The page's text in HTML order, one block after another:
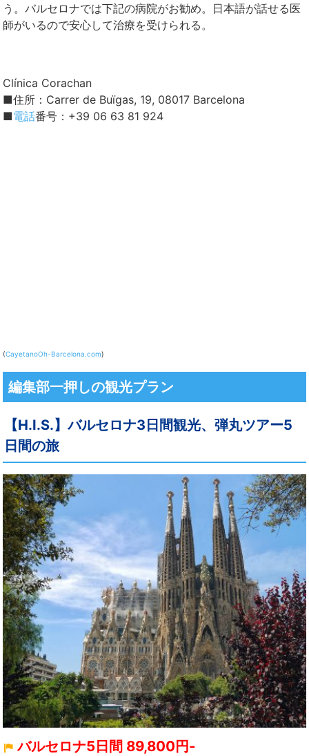
う。バルセロナでは下記の病院がお勧め。日本語が話せる医
師がいるので安心して治療を受けられる。
Clínica Corachan
■住所：Carrer de Buïgas, 19, 08017 Barcelona
■電話番号：+39 06 63 81 924
(CayetanoOh-Barcelona.com)
編集部一押しの観光プラン
【H.I.S.】バルセロナ3日間観光、弾丸ツアー5
日間の旅
バルセロナ5日間 89,800円-